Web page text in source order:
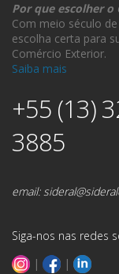
Por que escolher o
Com meio século
escolha certa para
Comércio Exterior.
Saiba mais
+55 (13)
3885
email:
Siga-nos nas redes
|
|